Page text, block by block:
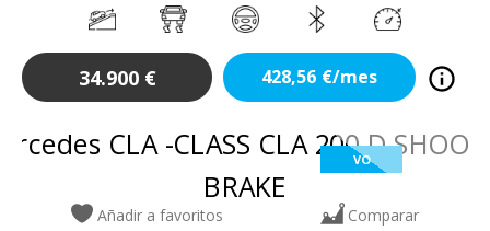
34.900 € 428,56 €/mes
VO
Añadir a favoritos Comparar